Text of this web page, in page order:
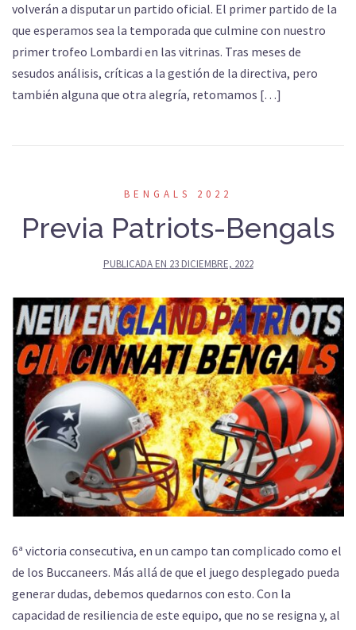
volverán a disputar un partido oficial. El primer partido de la
que esperamos sea la temporada que culmine con nuestro
primer trofeo Lombardi en las vitrinas. Tras meses de
sesudos análisis, críticas a la gestión de la directiva, pero
también alguna que otra alegría, retomamos […]
BENGALS 2022
Previa Patriots-Bengals
PUBLICADA EN 23 DICIEMBRE, 2022
6ª victoria consecutiva, en un campo tan complicado como el
de los Buccaneers. Más allá de que el juego desplegado pueda
generar dudas, debemos quedarnos con esto. Con la
capacidad de resiliencia de este equipo, que no se resigna y, al